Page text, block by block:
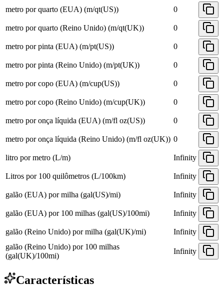
metro por quarto (EUA) (m/qt(US)) 0
metro por quarto (Reino Unido) (m/qt(UK)) 0
metro por pinta (EUA) (m/pt(US)) 0
metro por pinta (Reino Unido) (m/pt(UK)) 0
metro por copo (EUA) (m/cup(US)) 0
metro por copo (Reino Unido) (m/cup(UK)) 0
metro por onça líquida (EUA) (m/fl oz(US)) 0
metro por onça líquida (Reino Unido) (m/fl oz(UK)) 0
litro por metro (L/m) Infinity
Litros por 100 quilômetros (L/100km) Infinity
galão (EUA) por milha (gal(US)/mi) Infinity
galão (EUA) por 100 milhas (gal(US)/100mi) Infinity
galão (Reino Unido) por milha (gal(UK)/mi)
Infinity
galão (Reino Unido) por 100 milhas
(gal(UK)/100mi)
Infinity
Características